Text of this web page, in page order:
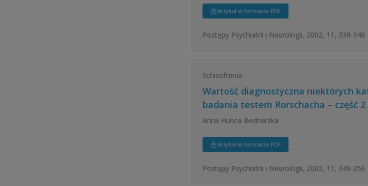
Artykuł w formacie PDF
Postępy Psychiatrii i Neurologii, 2002, 11, 339-348
Schizofrenia
Wartość diagnostyczna niektórych
badania testem Rorschacha – część 2
Anna Hunca-Bednarska
Artykuł w formacie PDF
Postępy Psychiatrii i Neurologii, 2002, 11, 349-356